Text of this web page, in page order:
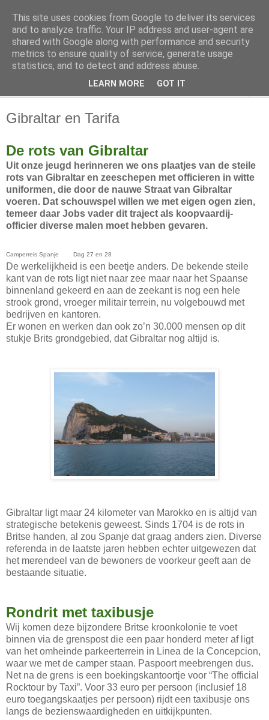
Slakken op reis
Camperreizen door Europa en Amerika
Gibraltar en Tarifa
De rots van Gibraltar
Uit onze jeugd herinneren we ons plaatjes van de steile
rots van Gibraltar en zeeschepen met officieren in witte
uniformen, die door de nauwe Straat van Gibraltar
voeren. Dat schouwspel willen we met eigen ogen zien,
temeer daar Jobs vader dit traject als koopvaardij-
officier diverse malen moet hebben gevaren.
Camperreis Spanje Dag 27 en 28
De werkelijkheid is een beetje anders. De bekende steile
kant van de rots ligt niet naar zee maar naar het Spaanse
binnenland gekeerd en aan de zeekant is nog een hele
strook grond, vroeger militair terrein, nu volgebouwd met
bedrijven en kantoren.
Er wonen en werken dan ook zo’n 30.000 mensen op dit
stukje Brits grondgebied, dat Gibraltar nog altijd is.
Gibraltar ligt maar 24 kilometer van Marokko en is altijd van
strategische betekenis geweest. Sinds 1704 is de rots in
Britse handen, al zou Spanje dat graag anders zien. Diverse
referenda in de laatste jaren hebben echter uitgewezen dat
het merendeel van de bewoners de voorkeur geeft aan de
bestaande situatie.
Rondrit met taxibusje
Wij komen deze bijzondere Britse kroonkolonie te voet
binnen via de grenspost die een paar honderd meter af ligt
van het omheinde parkeerterrein in Linea de la Concepcion,
waar we met de camper staan. Paspoort meebrengen dus.
Net na de grens is een boekingskantoortje voor “The official
Rocktour by Taxi”. Voor 33 euro per persoon (inclusief 18
euro toegangskaatjes per persoon) rijdt een taxibusje ons
langs de bezienswaardigheden en uitkijkpunten.
This site uses cookies from Google to deliver its services
and to analyze traffic. Your IP address and user-agent are
shared with Google along with performance and security
metrics to ensure quality of service, generate usage
statistics, and to detect and address abuse.
LEARN MORE GOT IT